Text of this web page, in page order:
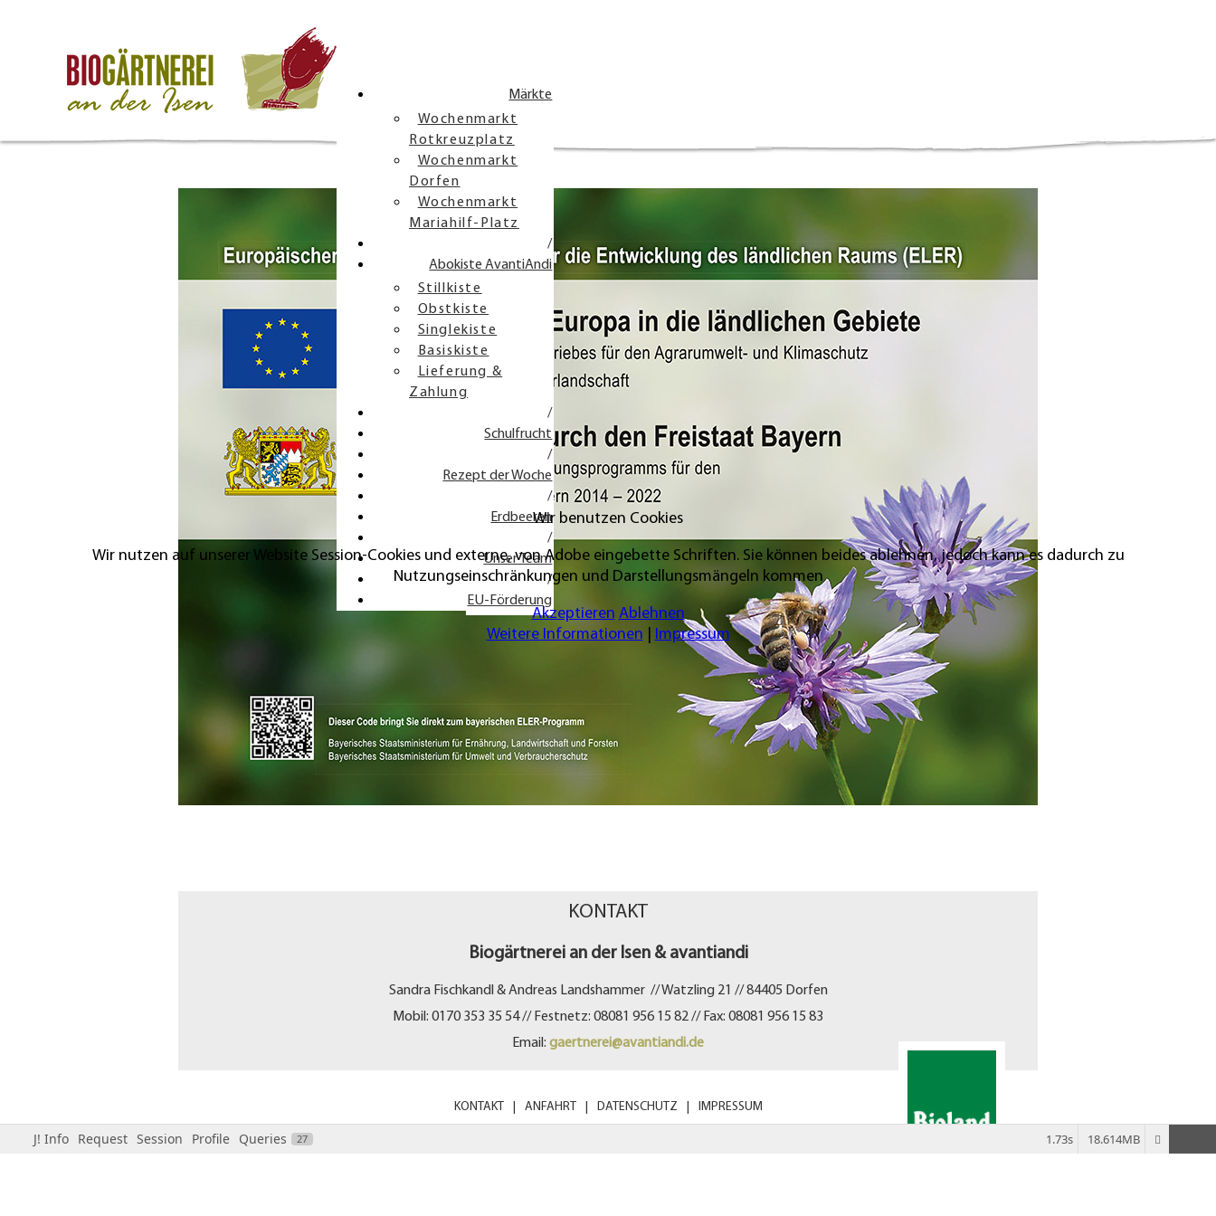
Märkte
Wochenmarkt
Rotkreuzplatz
Wochenmarkt
Dorfen
Wochenmarkt
Mariahilf-Platz
/
Abokiste AvantiAndi
Stillkiste
Obstkiste
Singlekiste
Basiskiste
Lieferung &
Zahlung
/
Schulfrucht
/
Rezept der Woche
/
Erdbeeren
/
Unser Team
/
EU-Förderung
EU-Förderung
KONTAKT
Biogärtnerei an der Isen & avantiandi
Sandra Fischkandl & Andreas Landshammer // Watzling 21 // 84405 Dorfen
Mobil: 0170 353 35 54 // Festnetz: 08081 956 15 82 // Fax: 08081 956 15 83
Email: gaertnerei@avantiandi.de
KONTAKT ANFAHRT DATENSCHUTZ IMPRESSUM
Wir benutzen Cookies
Wir nutzen auf unserer Website Session-Cookies und externe, von Adobe eingebette Schriften. Sie können beides ablehnen, jedoch kann es dadurch zu
Nutzungseinschränkungen und Darstellungsmängeln kommen
Akzeptieren Ablehnen
Weitere Informationen
Impressum
J! Info Request Session Profile Queries 27 18.614MB
1.73s